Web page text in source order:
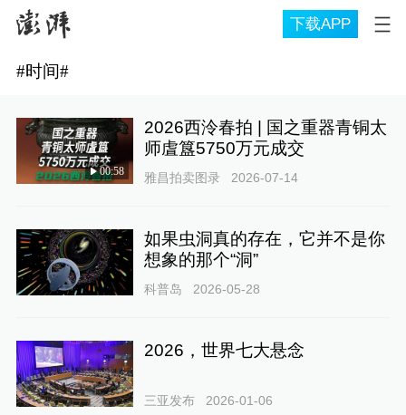
下载APP
#时间#
00:58
2026西泠春拍 | 国之重器青铜太
师虘簋5750万元成交
雅昌拍卖图录 2026-07-14
如果虫洞真的存在，它并不是你
想象的那个“洞”
科普岛 2026-05-28
2026，世界七大悬念
三亚发布 2026-01-06